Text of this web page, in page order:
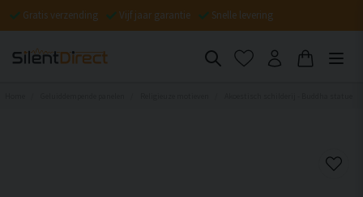
Gratis verzending Vijf jaar garantie Snelle levering